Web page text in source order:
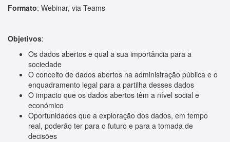
Formato: Webinar, via Teams
Objetivos:
Os dados abertos e qual a sua importância para a
sociedade
O conceito de dados abertos na administração pública e o
enquadramento legal para a partilha desses dados
O impacto que os dados abertos têm a nível social e
económico
Oportunidades que a exploração dos dados, em tempo
real, poderão ter para o futuro e para a tomada de
decisões